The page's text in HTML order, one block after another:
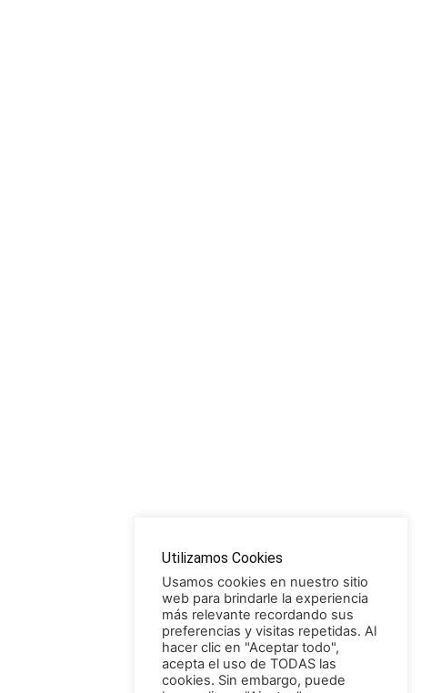
Utilizamos Cookies
Usamos cookies en nuestro sitio
web para brindarle la experiencia
más relevante recordando sus
preferencias y visitas repetidas. Al
hacer clic en "Aceptar todo",
acepta el uso de TODAS las
cookies. Sin embargo, puede